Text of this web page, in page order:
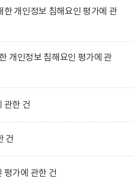
한 개인정보 침해요인 평가에 관
개인정보 침해요인 평가에 관
관한 건
건
평가에 관한 건